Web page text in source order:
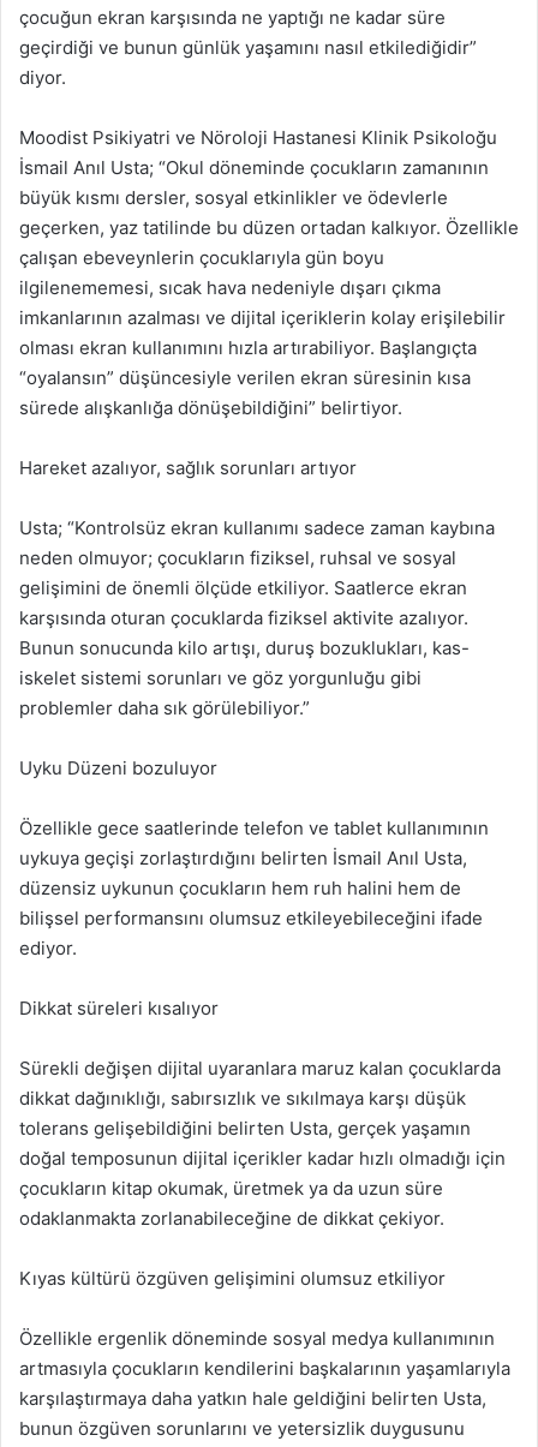
çocuğun ekran karşısında ne yaptığı ne kadar süre
geçirdiği ve bunun günlük yaşamını nasıl etkilediğidir”
diyor.
Moodist Psikiyatri ve Nöroloji Hastanesi Klinik Psikoloğu
İsmail Anıl Usta; “Okul döneminde çocukların zamanının
büyük kısmı dersler, sosyal etkinlikler ve ödevlerle
geçerken, yaz tatilinde bu düzen ortadan kalkıyor. Özellikle
çalışan ebeveynlerin çocuklarıyla gün boyu
ilgilenememesi, sıcak hava nedeniyle dışarı çıkma
imkanlarının azalması ve dijital içeriklerin kolay erişilebilir
olması ekran kullanımını hızla artırabiliyor. Başlangıçta
“oyalansın” düşüncesiyle verilen ekran süresinin kısa
sürede alışkanlığa dönüşebildiğini” belirtiyor.
Hareket azalıyor, sağlık sorunları artıyor
Usta; “Kontrolsüz ekran kullanımı sadece zaman kaybına
neden olmuyor; çocukların fiziksel, ruhsal ve sosyal
gelişimini de önemli ölçüde etkiliyor. Saatlerce ekran
karşısında oturan çocuklarda fiziksel aktivite azalıyor.
Bunun sonucunda kilo artışı, duruş bozuklukları, kas-
iskelet sistemi sorunları ve göz yorgunluğu gibi
problemler daha sık görülebiliyor.”
Uyku Düzeni bozuluyor
Özellikle gece saatlerinde telefon ve tablet kullanımının
uykuya geçişi zorlaştırdığını belirten İsmail Anıl Usta,
düzensiz uykunun çocukların hem ruh halini hem de
bilişsel performansını olumsuz etkileyebileceğini ifade
ediyor.
Dikkat süreleri kısalıyor
Sürekli değişen dijital uyaranlara maruz kalan çocuklarda
dikkat dağınıklığı, sabırsızlık ve sıkılmaya karşı düşük
tolerans gelişebildiğini belirten Usta, gerçek yaşamın
doğal temposunun dijital içerikler kadar hızlı olmadığı için
çocukların kitap okumak, üretmek ya da uzun süre
odaklanmakta zorlanabileceğine de dikkat çekiyor.
Kıyas kültürü özgüven gelişimini olumsuz etkiliyor
Özellikle ergenlik döneminde sosyal medya kullanımının
artmasıyla çocukların kendilerini başkalarının yaşamlarıyla
karşılaştırmaya daha yatkın hale geldiğini belirten Usta,
bunun özgüven sorunlarını ve yetersizlik duygusunu